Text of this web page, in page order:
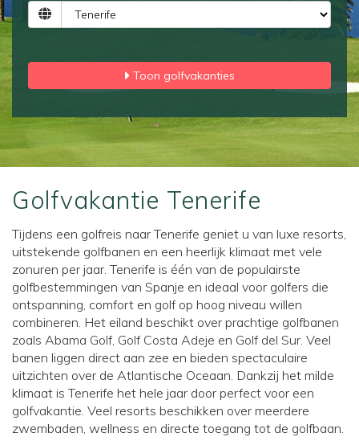
Toon golfvakanties
Golfvakantie Tenerife
Tijdens een golfreis naar Tenerife geniet u van luxe resorts,
uitstekende golfbanen en een heerlijk klimaat met vele
zonuren per jaar. Tenerife is één van de populairste
golfbestemmingen van Spanje en ideaal voor golfers die
ontspanning, comfort en golf op hoog niveau willen
combineren. Het eiland beschikt over prachtige golfbanen
zoals Abama Golf, Golf Costa Adeje en Golf del Sur. Veel
banen liggen direct aan zee en bieden spectaculaire
uitzichten over de Atlantische Oceaan. Dankzij het milde
klimaat is Tenerife het hele jaar door perfect voor een
golfvakantie. Veel resorts beschikken over meerdere
zwembaden, wellness en directe toegang tot de golfbaan.